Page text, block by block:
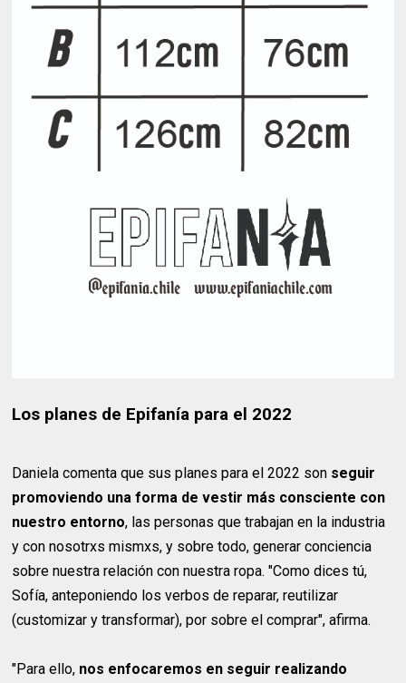
Los planes de Epifanía para el 2022
Daniela comenta que sus planes para el 2022 son seguir
promoviendo una forma de vestir más consciente con
nuestro entorno, las personas que trabajan en la industria
y con nosotrxs mismxs, y sobre todo, generar conciencia
sobre nuestra relación con nuestra ropa. "Como dices tú,
Sofía, anteponiendo los verbos de reparar, reutilizar
(customizar y transformar), por sobre el comprar", afirma.
"Para ello, nos enfocaremos en seguir realizando